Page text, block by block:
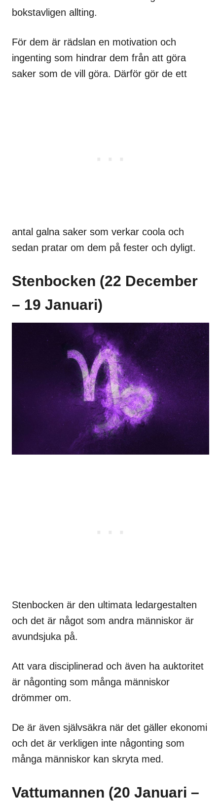
bokstavligen allting.
För dem är rädslan en motivation och
ingenting som hindrar dem från att göra
saker som de vill göra. Därför gör de ett
antal galna saker som verkar coola och
sedan pratar om dem på fester och dyligt.
Stenbocken (22 December
– 19 Januari)
Stenbocken är den ultimata ledargestalten
och det är något som andra människor är
avundsjuka på.
Att vara disciplinerad och även ha auktoritet
är någonting som många människor
drömmer om.
De är även självsäkra när det gäller ekonomi
och det är verkligen inte någonting som
många människor kan skryta med.
Vattumannen (20 Januari –